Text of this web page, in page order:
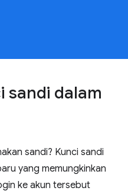
sandi dalam
sandi? Kunci sandi
yang memungkinkan
ke akun tersebut